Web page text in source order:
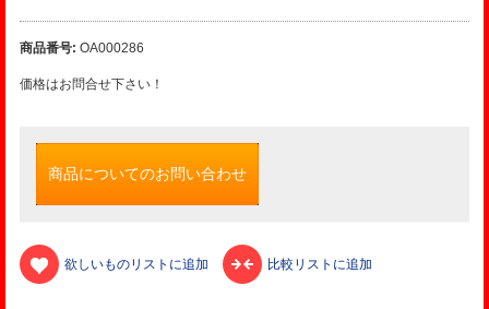
商品番号:OA000286
価格はお問合せ下さい！
商品についてのお問い合わせ
欲しいものリストに追加 比較リストに追加